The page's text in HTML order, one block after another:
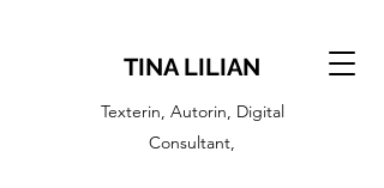
TINA LILIAN
Texterin, Autorin, Digital
Consultant,